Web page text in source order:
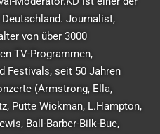
Journalist,
von über 3000
TV-Programmen,
Festivals, seit 50 Jahren
(Armstrong, Ella,
Putte Wickman, L.Hampton,
Ball-Barber-Bilk-Bue,